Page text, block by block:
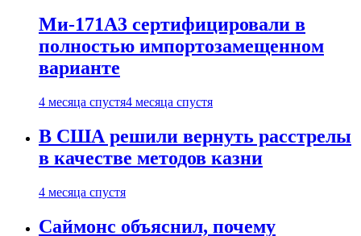
Ми-171А3 сертифицировали в
полностью импортозамещенном
варианте
4 месяца спустя4 месяца спустя
В США решили вернуть расстрелы
в качестве методов казни
4 месяца спустя
Саймонс объяснил, почему